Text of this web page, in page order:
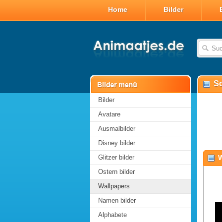
Home Bilder
Bilder
Avatare
Ausmalbilder
Disney bilder
Glitzer bilder
Ostern bilder
Wallpapers
Namen bilder
Alphabete